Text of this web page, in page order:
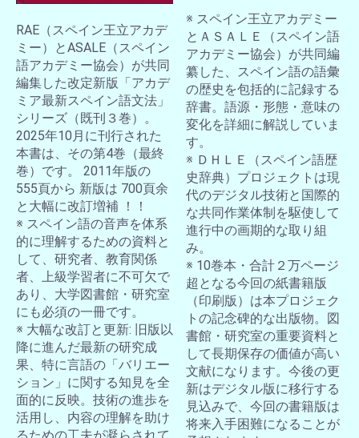
お買い物を続ける カートへ進む
RAE（スペイン王立アカデ
ミー）とASALE（スペイン
語アカデミー協会）が共同
編集した改定新版「アカデ
ミア最新スペイン語文法」
シリーズ（既刊３巻）。
2025年10月に刊行された
本書は、その第4巻（最終
巻）です。 2011年版の
555頁から 新版は 700頁余
と大幅に改訂増補 ！！
※ スペイン語の音声を体系
的に理解するための資料と
して、研究者、教育関係
者、上級学習者に不可欠で
あり、大学図書館・研究室
にも必須の一冊です。
※ 大幅な改訂と更新: 旧版以
降に進んだ最新の研究成
果、特に言語の「バリエー
ション」に関する知見を全
面的に反映。技術の進歩を
活用し、内容の理解を助け
※ スペイン王立アカデミー
とＡＳＡＬＥ（スペイン語
アカデミー協会）が共同編
纂した、スペイン語の語彙
の歴史を包括的に記録する
辞書。語源・形態・意味の
変化を詳細に解説していま
す。
※ ＤＨＬＥ（スペイン語歴
史辞典）プロジェクトは現
代のデジタル技術と国際的
な共同作業体制を駆使して
進行中の画期的な取り組
み。
※ 10巻本・合計２万ページ
超となる今回の紙書籍版
（印刷版）は本プロジェク
トの記念碑的な出版物。図
書館・研究室の重要資料と
して長期保存の価値が高い
文献になります。今後の更
新はデジタル版に移行する
見込みで、今回の書籍版は
将来入手困難になることが